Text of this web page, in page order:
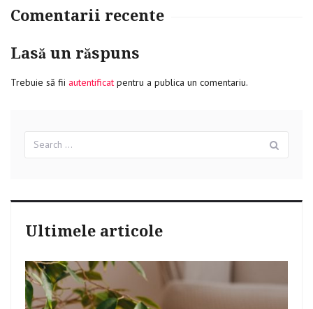
de
Comentarii recente
Lasă un răspuns
Trebuie să fii autentificat pentru a publica un comentariu.
for:
Ultimele articole